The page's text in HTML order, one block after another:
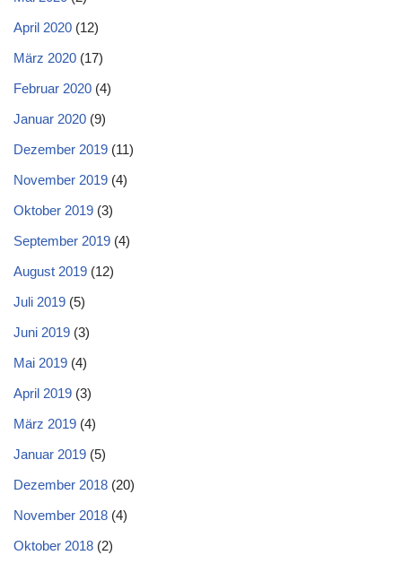
April 2020 (12)
März 2020 (17)
Februar 2020 (4)
Januar 2020 (9)
Dezember 2019 (11)
November 2019 (4)
Oktober 2019 (3)
September 2019 (4)
August 2019 (12)
Juli 2019 (5)
Juni 2019 (3)
Mai 2019 (4)
April 2019 (3)
März 2019 (4)
Januar 2019 (5)
Dezember 2018 (20)
November 2018 (4)
Oktober 2018 (2)